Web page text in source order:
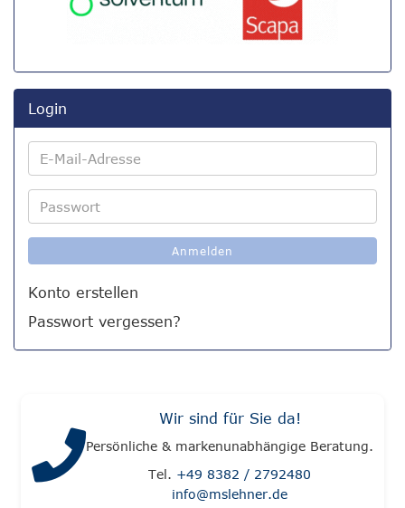
Login
E-
Mail-
Passwort
Anmelden
Konto erstellen
Passwort vergessen?
Wir sind für Sie da!
Persönliche & markenunabhängige Beratung.
Tel. +49 8382 / 2792480
info@mslehner.de